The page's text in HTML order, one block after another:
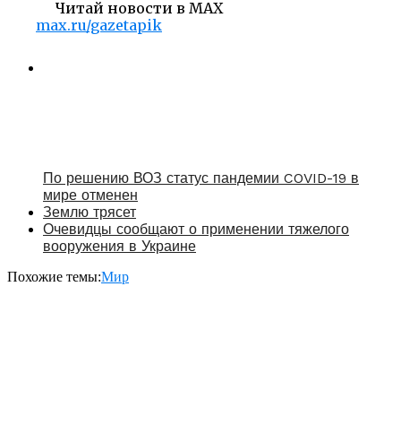
Читай новости в MAX
max.ru/gazetapik
По решению ВОЗ статус пандемии COVID-19 в
мире отменен
Землю трясет
Очевидцы сообщают о применении тяжелого
вооружения в Украине
Похожие темы:Мир